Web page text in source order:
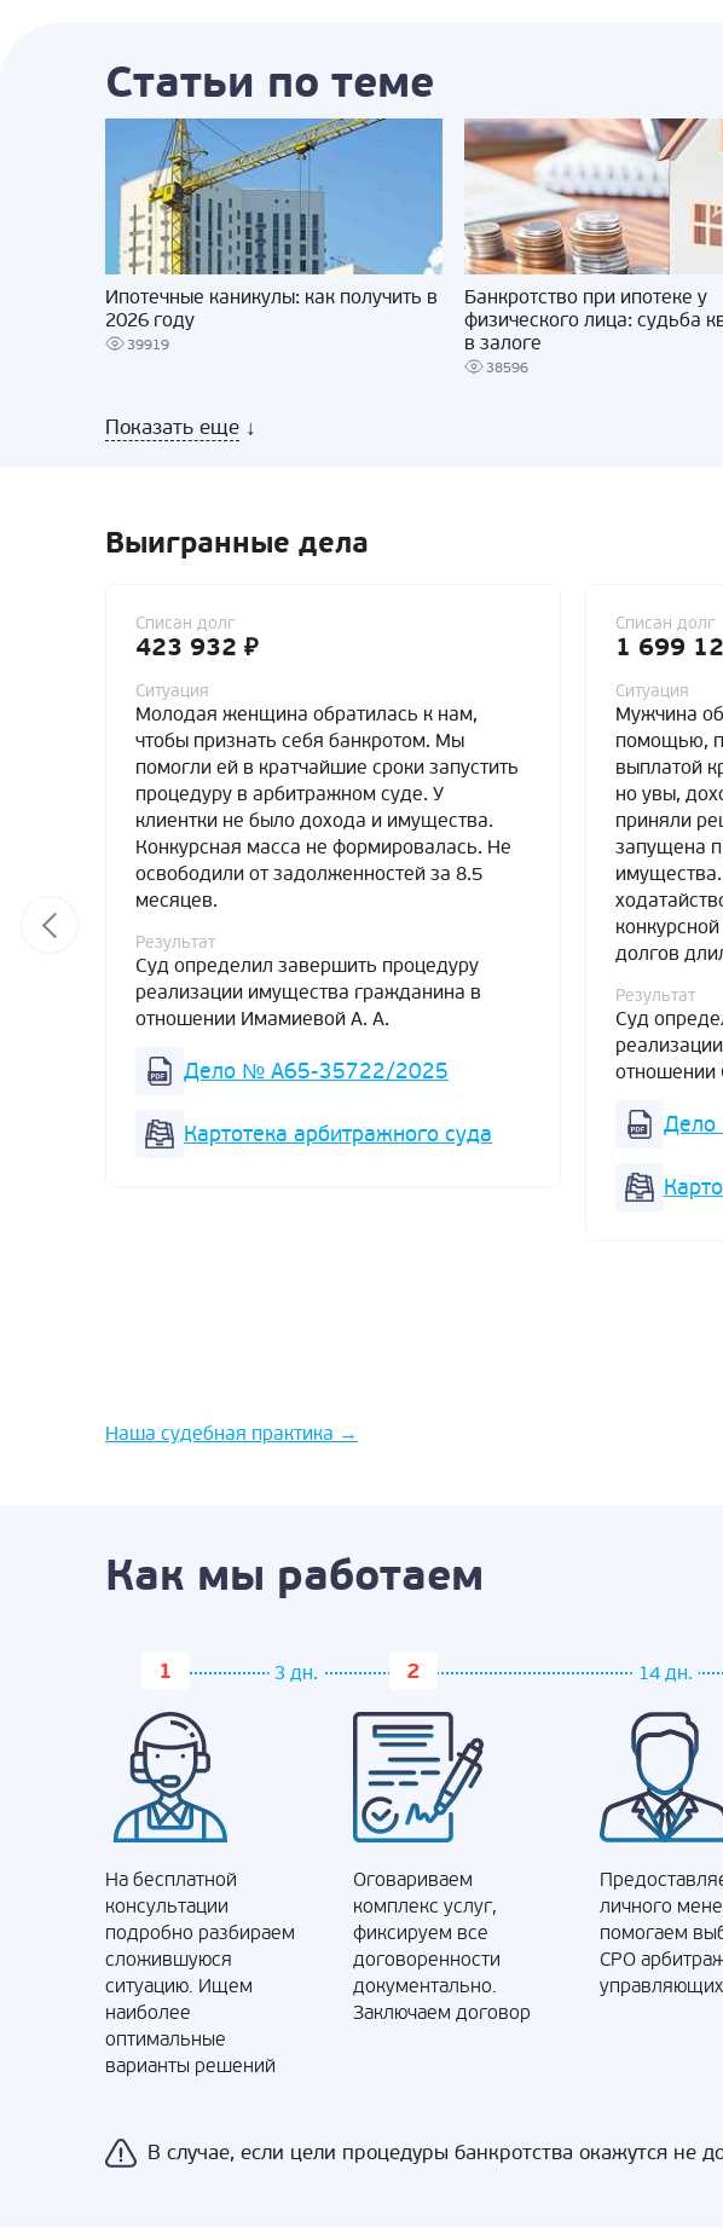
Статьи по теме
Ипотечные каникулы: как получить в
2026 году
39919
Банкротство при ипотеке у
физического лица: судьба
в залоге
38596
Показать еще ↓
Выигранные дела
Списан долг
423 932 ₽
Ситуация
Молодая женщина обратилась к нам,
чтобы признать себя банкротом. Мы
помогли ей в кратчайшие сроки запустить
процедуру в арбитражном суде. У
клиентки не было дохода и имущества.
Конкурсная масса не формировалась. Не
освободили от задолженностей за 8.5
месяцев.
Результат
Суд определил завершить процедуру
реализации имущества гражданина в
отношении Имамиевой А. А.
Дело № А65-35722/2025
Картотека арбитражного суда
Списан долг
1 699
Ситуация
Мужчина
помощью,
выплатой
но увы,
приняли
запущена
долгов
Результат
Суд
отношении
Наша судебная практика →
Как мы работаем
3 дн.
На бесплатной
консультации
подробно разбираем
сложившуюся
ситуацию. Ищем
наиболее
оптимальные
варианты решений
Оговариваем
комплекс услуг,
фиксируем все
договоренности
документально.
Заключаем договор
14 дн.
личного
помогаем
СРО
управляющих
В случае, если цели процедуры банкротства окажутся не